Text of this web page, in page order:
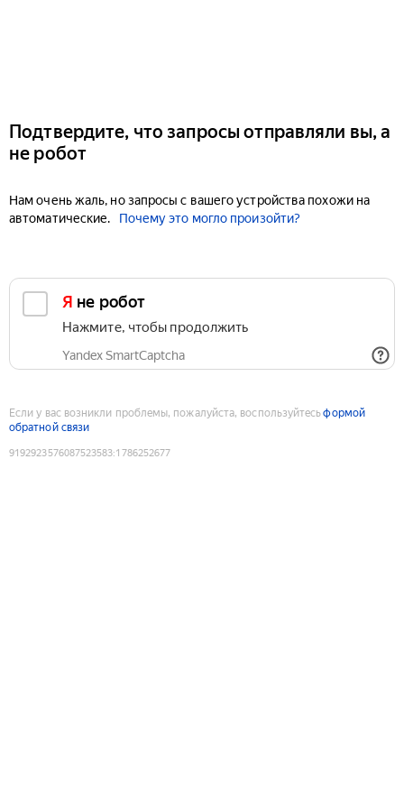
Подтвердите, что запросы отправляли вы, а
не робот
Нам очень жаль, но запросы с вашего устройства похожи на
автоматические.
Почему это могло произойти?
Я не робот
Нажмите, чтобы продолжить
Yandex SmartCaptcha
Если у вас возникли проблемы, пожалуйста, воспользуйтесьформой
обратной связи
9192923576087523583:1786252677